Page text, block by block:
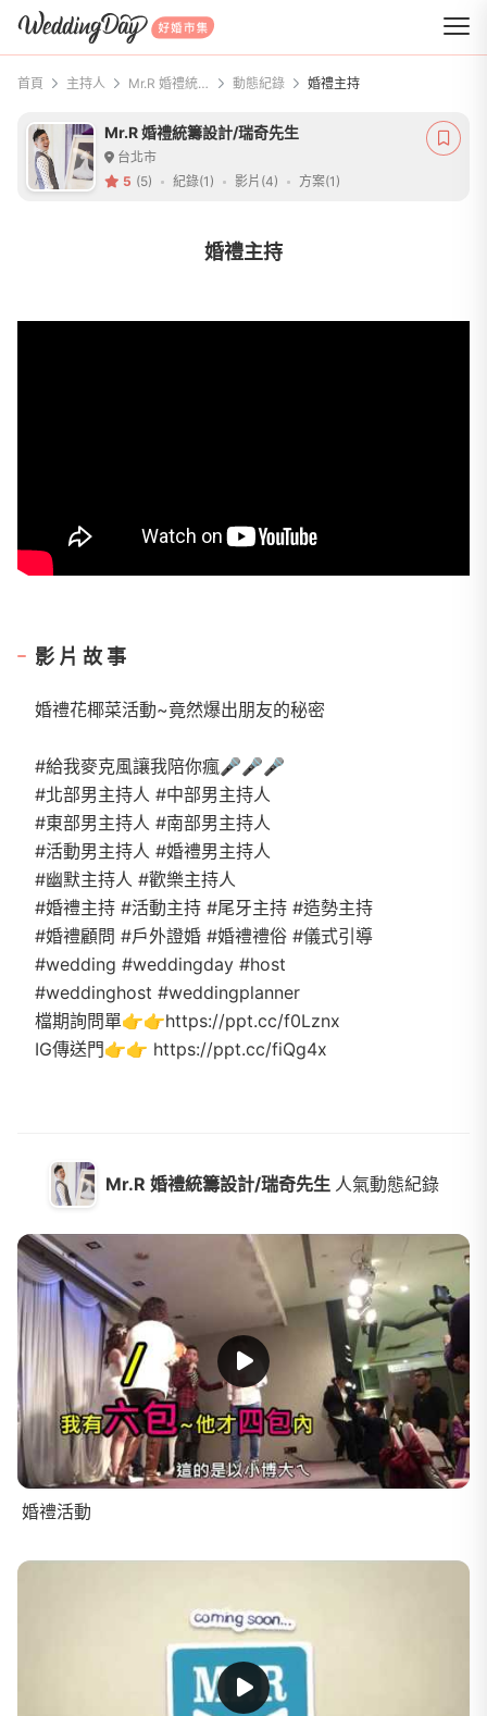
WeddingDay 好婚市集
首頁 主持人 Mr.R 婚禮統籌設計/瑞奇先生 動態紀錄 婚禮主持
Mr.R 婚禮統籌設計/瑞奇先生
台北市
5 (5) 紀錄(1) 影片(4) 方案(1)
婚禮主持
影片故事
婚禮花椰菜活動~竟然爆出朋友的秘密
#給我麥克風讓我陪你瘋🎤🎤🎤
#北部男主持人 #中部男主持人
#東部男主持人 #南部男主持人
#活動男主持人 #婚禮男主持人
#幽默主持人 #歡樂主持人
#婚禮主持 #活動主持 #尾牙主持 #造勢主持
#婚禮顧問 #戶外證婚 #婚禮禮俗 #儀式引導
#wedding #weddingday #host
#weddinghost #weddingplanner
檔期詢問單👉👉https://ppt.cc/f0Lznx
IG傳送門👉👉 https://ppt.cc/fiQg4x
Mr.R 婚禮統籌設計/瑞奇先生 人氣動態紀錄
婚禮活動